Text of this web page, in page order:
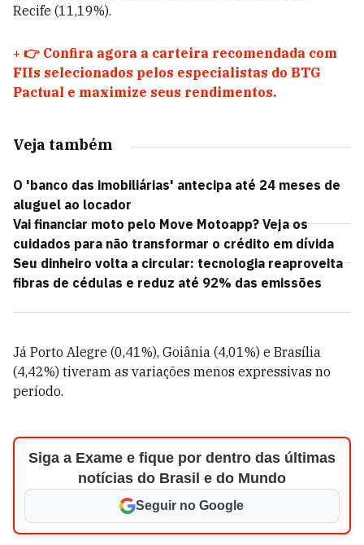
Recife (11,19%).
+ 👉 Confira agora a carteira recomendada com
FIIs selecionados pelos especialistas do BTG
Pactual e maximize seus rendimentos.
Veja também
O 'banco das imobiliárias' antecipa até 24 meses de
aluguel ao locador
Vai financiar moto pelo Move Motoapp? Veja os
cuidados para não transformar o crédito em dívida
Seu dinheiro volta a circular: tecnologia reaproveita
fibras de cédulas e reduz até 92% das emissões
Já Porto Alegre (0,41%), Goiânia (4,01%) e Brasília
(4,42%) tiveram as variações menos expressivas no
período.
Siga a Exame e fique por dentro das últimas
notícias do Brasil e do Mundo
Seguir no Google